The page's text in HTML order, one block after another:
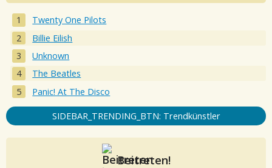
Twenty One Pilots
Billie Eilish
Unknown
The Beatles
Panic! At The Disco
SIDEBAR_TRENDING_BTN: Trendkünstler
Beitreten!